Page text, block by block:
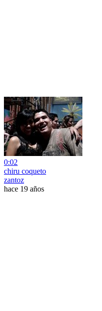
0:02
chiru coqueto
zantoz
hace 19 años